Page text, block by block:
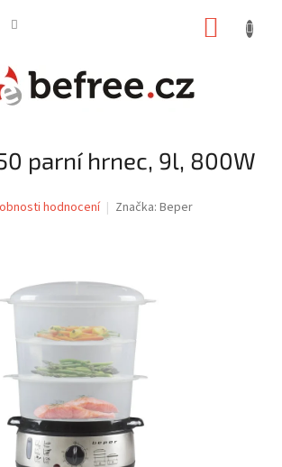
parní hrnec, 9l, 800W
hodnocení Značka: Beper